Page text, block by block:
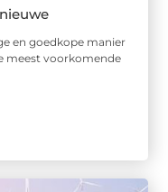
en goedkope manier
meest voorkomende